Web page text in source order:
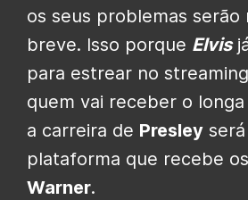
os seus problemas serão
breve. Isso porque Elvis
para estrear no
quem vai receber o
a carreira de Presley
plataforma que recebe
Warner.